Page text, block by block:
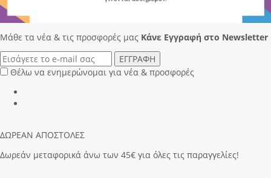
Μάθε τα νέα & τις προσφορές μας Κάνε Eγγραφή στο Newsletter
ΕΓΓΡΑΦΗ
Θέλω να ενημερώνομαι για νέα & προσφορές
ΔΩΡΕΑΝ ΑΠΟΣΤΟΛΕΣ
Δωρεάν μεταφορικά άνω των 45€ για όλες τις παραγγελίες!